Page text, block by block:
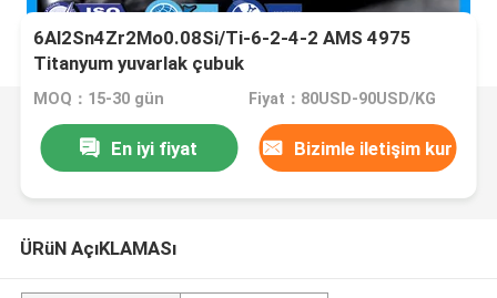
6Al2Sn4Zr2Mo0.08Si/Ti-6-2-4-2 AMS 4975
Titanyum yuvarlak çubuk
MOQ：15-30 gün Fiyat：80USD-90USD/KG
En iyi fiyat Bizimle iletişim kur
ÜRüN AçıKLAMASı